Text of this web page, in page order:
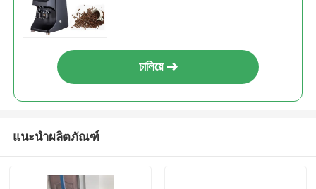
চালিয়ে
แนะนำผลิตภัณฑ์